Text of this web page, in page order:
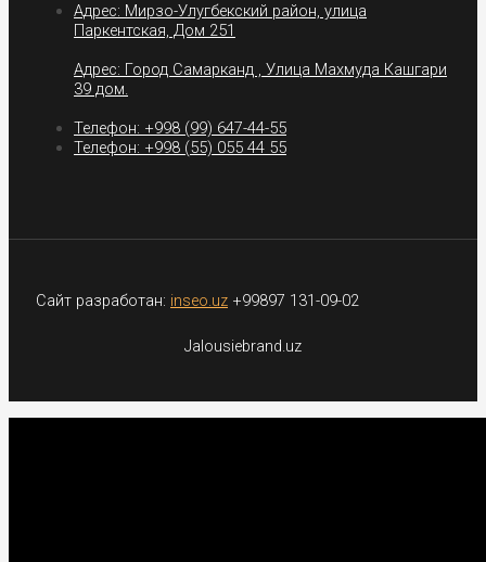
Адрес: Мирзо-Улугбекский район, улица
Паркентская, Дом 251
Адрес: Город Самарканд , Улица Махмуда Кашгари
39 дом.
Телефон: +998 (99) 647-44-55
Телефон: +998 (55) 055 44 55
Сайт разработан: inseo.uz +99897 131-09-02
Jalousiebrand.uz